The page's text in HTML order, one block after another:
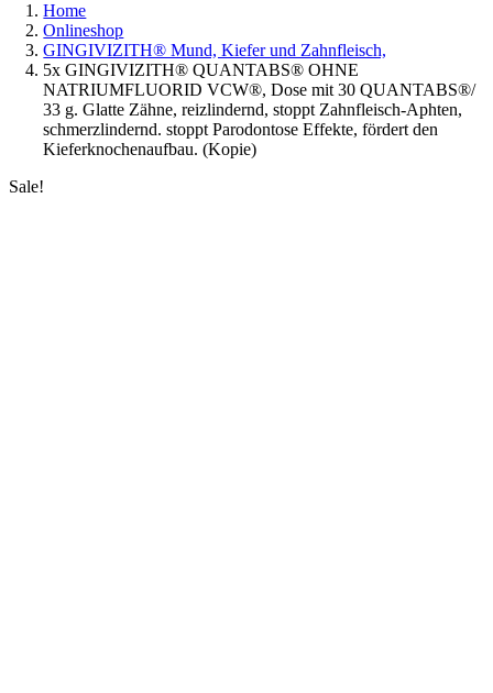
Home
Onlineshop
GINGIVIZITH® Mund, Kiefer und Zahnfleisch,
5x GINGIVIZITH® QUANTABS® OHNE
NATRIUMFLUORID VCW®, Dose mit 30 QUANTABS®/
33 g. Glatte Zähne, reizlindernd, stoppt Zahnfleisch-Aphten,
schmerzlindernd. stoppt Parodontose Effekte, fördert den
Kieferknochenaufbau. (Kopie)
Sale!